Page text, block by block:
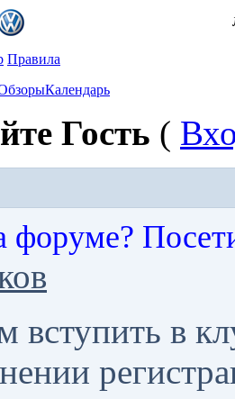
Правила
Календарь
Гость (
форуме?
в